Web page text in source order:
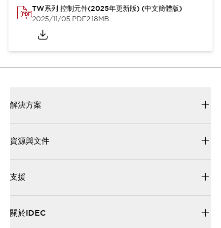
TW系列 控制元件(2025年更新版) (中文簡體版)
2025/11/05.PDF2.18MB
解決方案
資源與文件
支援
關於IDEC